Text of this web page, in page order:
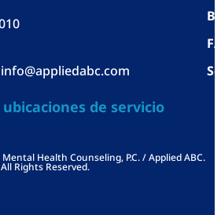
info@appliedabc.com
de servicio
Health Counseling, P.C. / Applied ABC.
All Rights Reserved.